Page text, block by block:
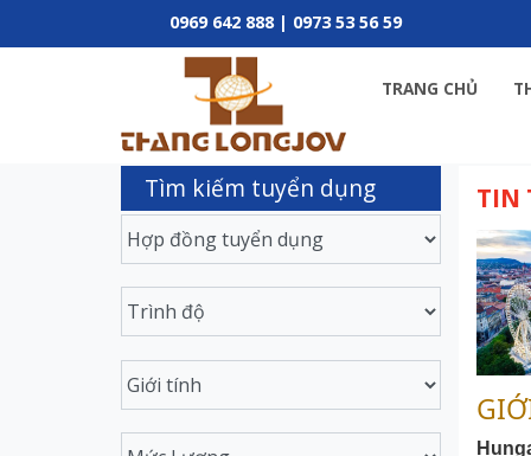
0969 642 888 | 0973 53 56 59
TRANG CHỦ
Tìm kiếm tuyển dụng TIN